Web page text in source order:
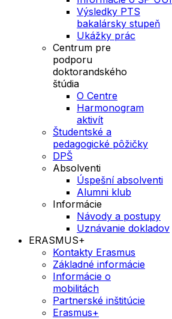
Výsledky PTS
bakalársky stupeň
Ukážky prác
Centrum pre
podporu
doktorandského
štúdia
O Centre
Harmonogram
aktivít
Študentské a
pedagogické pôžičky
DPŠ
Absolventi
Úspešní absolventi
Alumni klub
Informácie
Návody a postupy
Uznávanie dokladov
ERASMUS+
Kontakty Erasmus
Základné informácie
Informácie o
mobilitách
Partnerské inštitúcie
Erasmus+